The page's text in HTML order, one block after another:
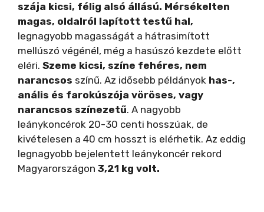
szája kicsi, félig alsó állású. Mérsékelten
magas, oldalról lapított testű hal,
legnagyobb magasságát a hátrasimított
mellúszó végénél, még a hasúszó kezdete előtt
eléri. Szeme kicsi, színe fehéres, nem
narancsos színű. Az idősebb példányok has-,
anális és farokúszója vöröses, vagy
narancsos színezetű. A nagyobb
leánykoncérok 20-30 centi hosszúak, de
kivételesen a 40 cm hosszt is elérhetik. Az eddig
legnagyobb bejelentett leánykoncér rekord
Magyarországon 3,21 kg volt.